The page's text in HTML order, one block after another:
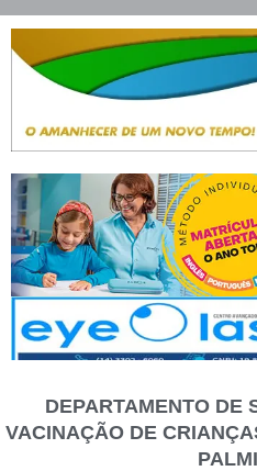
DEPARTAMENTO DE
VACINAÇÃO DE